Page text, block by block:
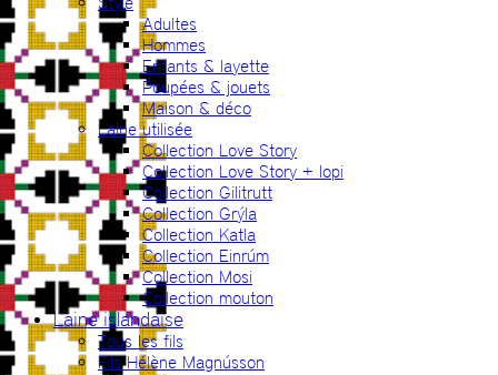
Adultes
Hommes
Enfants & layette
Poupées & jouets
Maison & déco
Laine utilisée
Collection Love Story
Collection Love Story + lopi
Collection Gilitrutt
Collection Grýla
Collection Katla
Collection Einrúm
Collection Mosi
Collection mouton
Laine islandaise
Tous les fils
Fils Hélène Magnússon